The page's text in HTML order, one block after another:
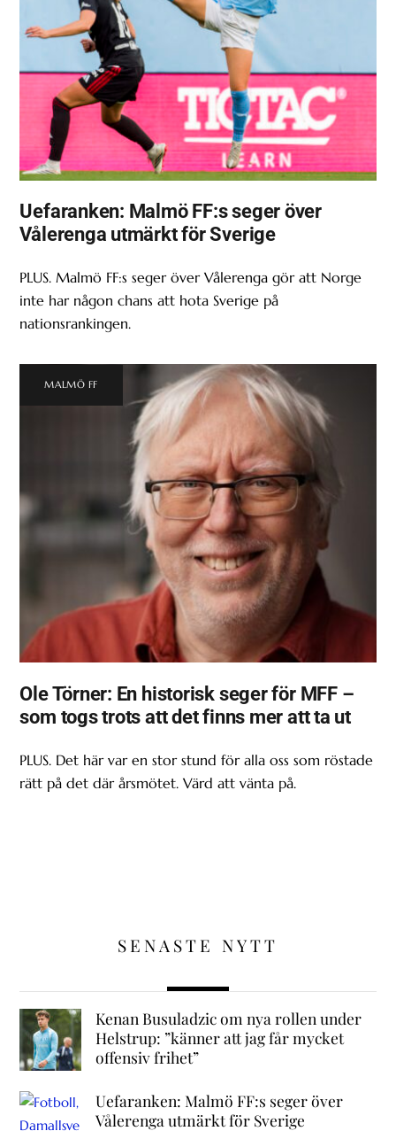
Uefaranken: Malmö FF:s seger över
Vålerenga utmärkt för Sverige
PLUS. Malmö FF:s seger över Vålerenga gör att Norge
inte har någon chans att hota Sverige på
nationsrankingen.
MALMÖ FF
Ole Törner: En historisk seger för MFF –
som togs trots att det finns mer att ta ut
PLUS. Det här var en stor stund för alla oss som röstade
rätt på det där årsmötet. Värd att vänta på.
SENASTE NYTT
Kenan Busuladzic om nya rollen under
Helstrup: ”känner att jag får mycket
offensiv frihet”
Uefaranken: Malmö FF:s seger över
Vålerenga utmärkt för Sverige